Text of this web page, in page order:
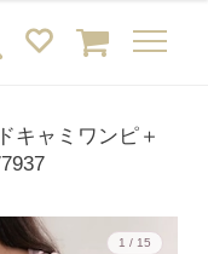
キャミワンピ＋
1 / 15